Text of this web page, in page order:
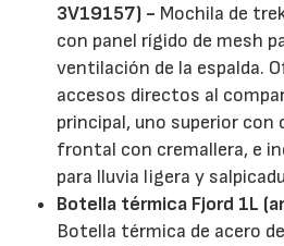
3V19157) - Mochila de
con panel rígido de mesh
ventilación de la espalda.
accesos directos al
principal, uno superior con
frontal con cremallera, e
para lluvia ligera y
Botella térmica Fjord 1L
Botella térmica de acero